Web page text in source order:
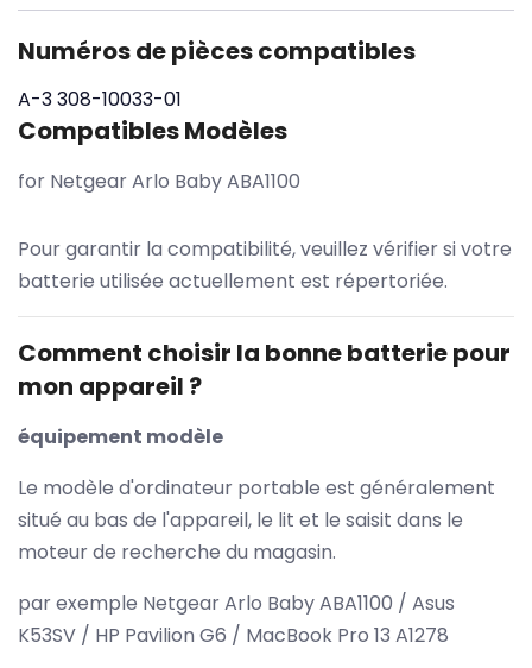
Numéros de pièces compatibles
A-3308-10033-01
Compatibles Modèles
for Netgear Arlo Baby ABA1100
Pour garantir la compatibilité, veuillez vérifier si votre
batterie utilisée actuellement est répertoriée.
Comment choisir la bonne batterie pour
mon appareil ?
équipement modèle
Le modèle d'ordinateur portable est généralement
situé au bas de l'appareil, le lit et le saisit dans le
moteur de recherche du magasin.
par exemple Netgear Arlo Baby ABA1100 / Asus
K53SV / HP Pavilion G6 / MacBook Pro 13 A1278